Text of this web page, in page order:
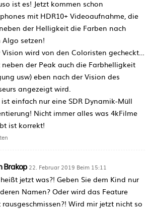
ist es! Jetzt kommen schon
mit HDR10+ Videoaufnahme, die
der Helligkeit die Farben nach
Algo setzen!
Vision wird von den Coloristen gecheckt…
der Peak auch die Farbhelligkeit
usw) eben nach der Vision des
angezeigt wird.
ist einfach nur eine SDR Dynamik-Müll
Nicht immer alles was 4kFilme
ist korrekt!
Brakop 22. Februar 2019 Beim 15:11
jetzt was?! Geben Sie dem Kind nur
Namen? Oder wird das Feature
Wird mir jetzt nicht so